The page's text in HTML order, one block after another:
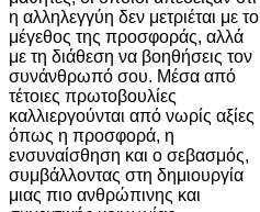
η αλληλεγγύη δεν μετριέται με το
μέγεθος της προσφοράς, αλλά
με τη διάθεση να βοηθήσεις τον
συνάνθρωπό σου. Μέσα από
τέτοιες πρωτοβουλίες
καλλιεργούνται από νωρίς αξίες
όπως η προσφορά, η
ενσυναίσθηση και ο σεβασμός,
συμβάλλοντας στη δημιουργία
μιας πιο ανθρώπινης και